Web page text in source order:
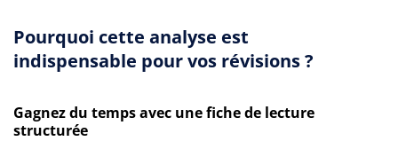
Pourquoi cette analyse est
indispensable pour vos révisions ?
Gagnez du temps avec une fiche de lecture
structurée